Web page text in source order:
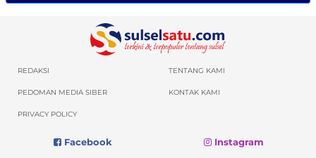
REDAKSI TENTANG KAMI
PEDOMAN MEDIA SIBER KONTAK KAMI
PRIVACY POLICY
Facebook Instagram